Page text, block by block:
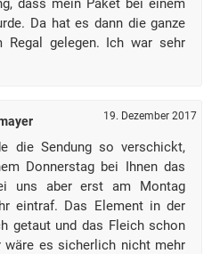
dass mein Paket bei einem
Da hat es dann die ganze
gelegen. Ich war sehr
19. Dezember 2017
die Sendung so verschickt,
Donnerstag bei Ihnen das
uns aber erst am Montag
eintraf. Das Element in der
getaut und das Fleich schon
es sicherlich nicht mehr